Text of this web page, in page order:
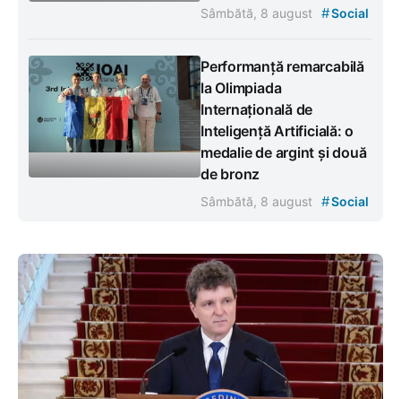
Sâmbătă, 8 august #Social
Performanță remarcabilă
la Olimpiada
Internațională de
Inteligență Artificială: o
medalie de argint și două
de bronz
Sâmbătă, 8 august #Social